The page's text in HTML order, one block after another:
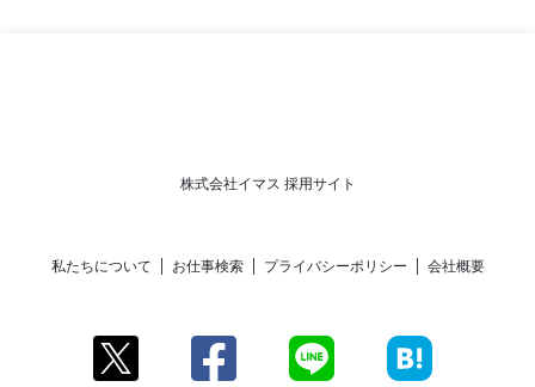
株式会社イマス 採用サイト
私たちについて お仕事検索 プライバシーポリシー 会社概要